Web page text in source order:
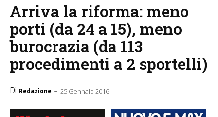
Arriva la riforma: meno
porti (da 24 a 15), meno
burocrazia (da 113
procedimenti a 2 sportelli)
Di Redazione - 25 Gennaio 2016